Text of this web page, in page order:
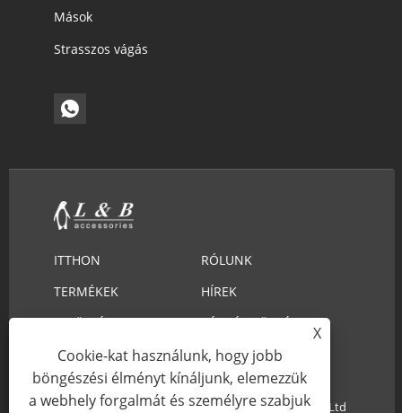
Mások
Strasszos vágás
ITTHON
RÓLUNK
TERMÉKEK
HÍREK
LETÖLTÉS
KÉRDÉS KÜLDÉSE
LÉPJEN KAPCSOLATBA
VELÜNK
Copyright © 2022 Ningbo L&B Import & Export Co., Ltd
X
Cookie-kat használunk, hogy jobb
böngészési élményt kínáljunk, elemezzük
a webhely forgalmát és személyre szabjuk